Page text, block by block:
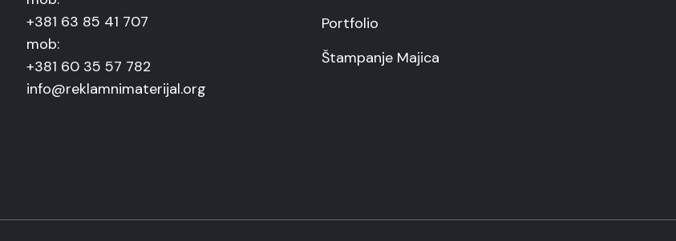
+381 63 85 41 707
mob:
+381 60 35 57 782
info@reklamnimaterijal.org
Portfolio
Štampanje Majica